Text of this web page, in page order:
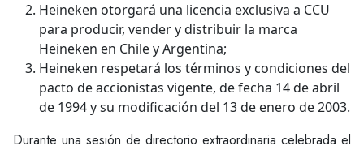
Heineken otorgará una licencia exclusiva a CCU
para producir, vender y distribuir la marca
Heineken en Chile y Argentina;
Heineken respetará los términos y condiciones del
pacto de accionistas vigente, de fecha 14 de abril
de 1994 y su modificación del 13 de enero de 2003.
Durante una sesión de directorio extraordinaria celebrada el